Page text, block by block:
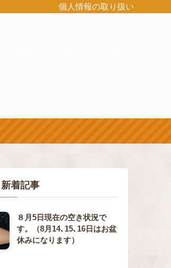
個人情報の取り扱い
着記事
８月5日現在の空き状況で
す。（8月14､15､16日はお盆
休みになります）